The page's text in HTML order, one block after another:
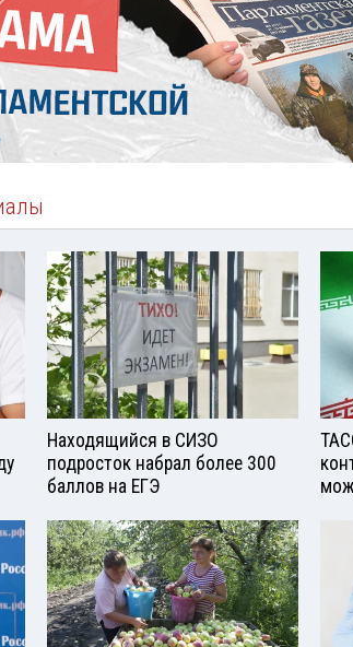
Находящийся в СИЗО
подросток набрал более 300
баллов на ЕГЭ